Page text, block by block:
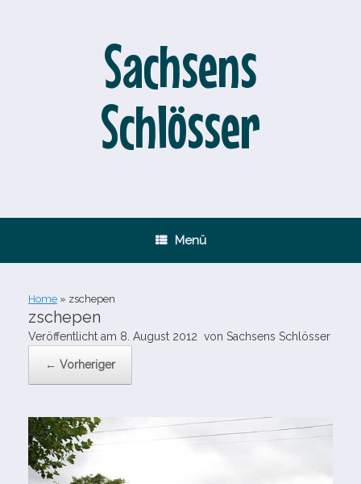
Sachsens
Schlösser
Menü
Home » zschepen
zschepen
Veröffentlicht am 8. August 2012 von Sachsens Schlösser
← Vorheriger